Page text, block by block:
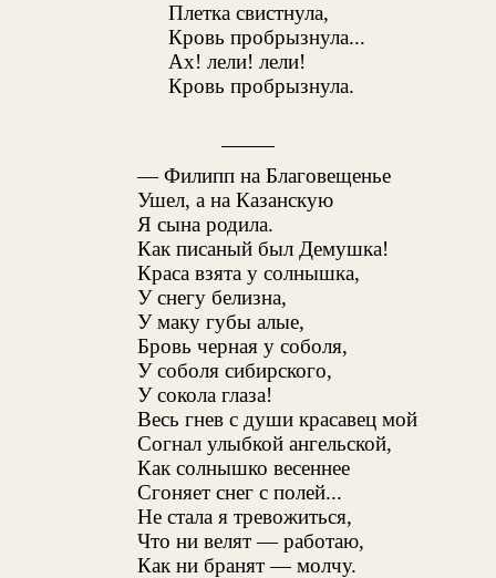
Плетка свистнула,
Кровь пробрызнула...
Ах! лели! лели!
Кровь пробрызнула.
— Филипп на Благовещенье
Ушел, а на Казанскую
Я сына родила.
Как писаный был Демушка!
Краса взята у солнышка,
У снегу белизна,
У маку губы алые,
Бровь черная у соболя,
У соболя сибирского,
У сокола глаза!
Весь гнев с души красавец мой
Согнал улыбкой ангельской,
Как солнышко весеннее
Сгоняет снег с полей...
Не стала я тревожиться,
Что ни велят — работаю,
Как ни бранят — молчу.